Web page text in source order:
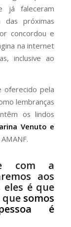
já faleceram
das próximas
concordou e
na internet
inclusive ao
oferecido pela
lembranças
os lindos
Venuto e
com a
aos
eles é que
somos
é